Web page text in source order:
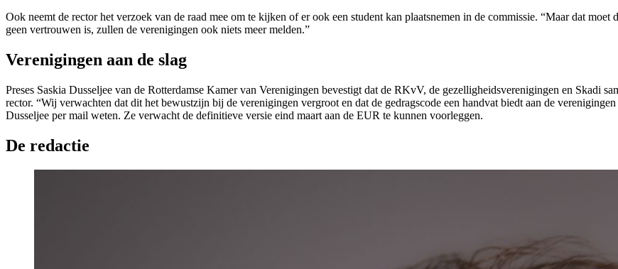
Ook neemt de rector het verzoek van de raad mee om te kijken of er ook een student kan plaatsnemen in de commissie. “Maar dat
geen vertrouwen is, zullen de verenigingen ook niets meer melden.”
Verenigingen aan de slag
Preses Saskia Dusseljee van de Rotterdamse Kamer van Verenigingen bevestigt dat de RKvV, de gezelligheidsverenigingen en Skadi
rector. “Wij verwachten dat dit het bewustzijn bij de verenigingen vergroot en dat de gedragscode een handvat biedt aan de
Dusseljee per mail weten. Ze verwacht de definitieve versie eind maart aan de EUR te kunnen voorleggen.
De redactie